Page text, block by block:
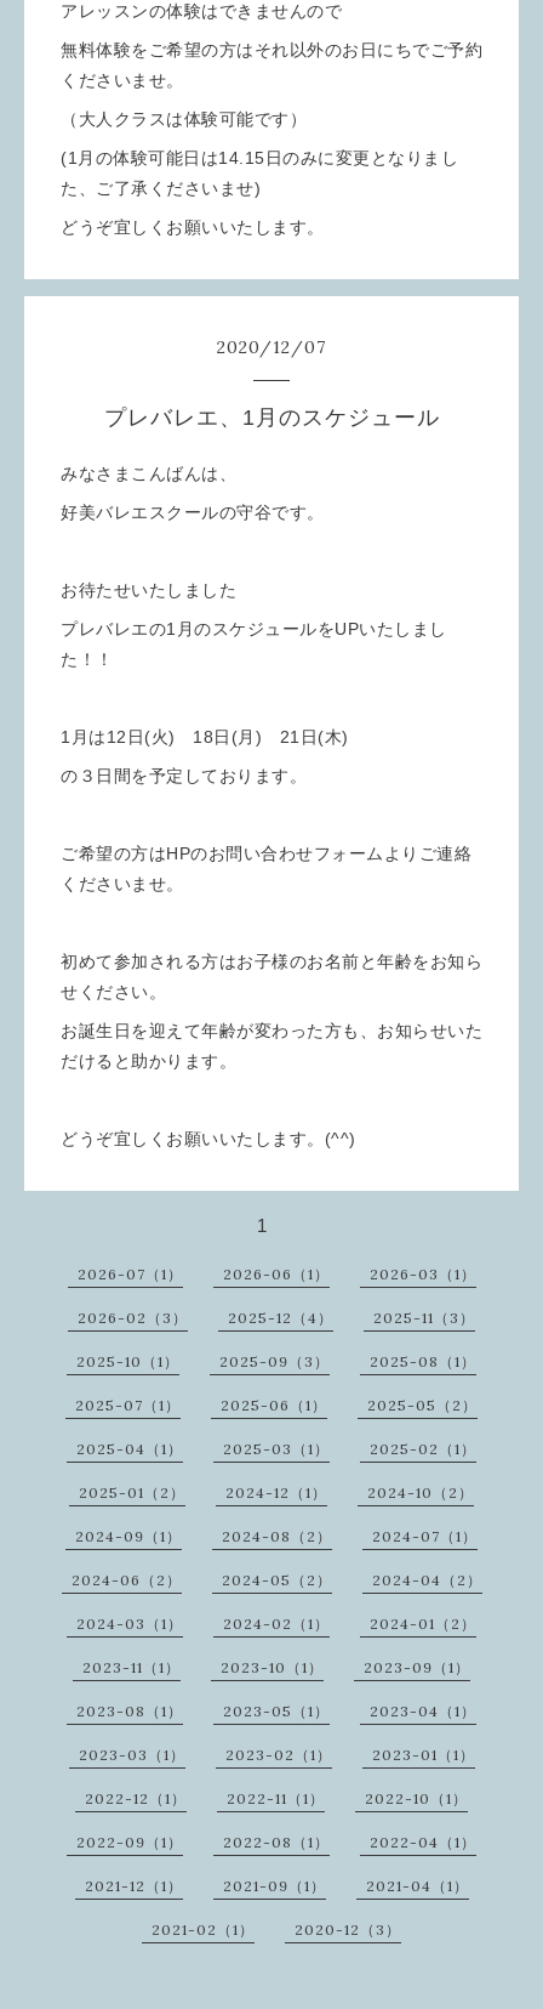
アレッスンの体験はできませんので
無料体験をご希望の方はそれ以外のお日にちでご予約
くださいませ。
（大人クラスは体験可能です）
(1月の体験可能日は14.15日のみに変更となりまし
た、ご了承くださいませ)
どうぞ宜しくお願いいたします。
2020/12/07
プレバレエ、1月のスケジュール
みなさまこんばんは、
好美バレエスクールの守谷です。
お待たせいたしました
プレバレエの1月のスケジュールをUPいたしまし
た！！
1月は12日(火) 18日(月) 21日(木)
の３日間を予定しております。
ご希望の方はHPのお問い合わせフォームよりご連絡
くださいませ。
初めて参加される方はお子様のお名前と年齢をお知ら
せください。
お誕生日を迎えて年齢が変わった方も、お知らせいた
だけると助かります。
どうぞ宜しくお願いいたします。(^^)
1
2026-07（1） 2026-06（1） 2026-03（1）
2026-02（3） 2025-12（4） 2025-11（3）
2025-10（1） 2025-09（3） 2025-08（1）
2025-07（1） 2025-06（1） 2025-05（2）
2025-04（1） 2025-03（1） 2025-02（1）
2025-01（2） 2024-12（1） 2024-10（2）
2024-09（1） 2024-08（2） 2024-07（1）
2024-06（2） 2024-05（2） 2024-04（2）
2024-03（1） 2024-02（1） 2024-01（2）
2023-11（1） 2023-10（1） 2023-09（1）
2023-08（1） 2023-05（1） 2023-04（1）
2023-03（1） 2023-02（1） 2023-01（1）
2022-12（1） 2022-11（1） 2022-10（1）
2022-09（1） 2022-08（1） 2022-04（1）
2021-12（1） 2021-09（1） 2021-04（1）
2021-02（1） 2020-12（3）